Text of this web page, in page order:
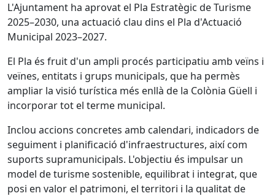
L'Ajuntament ha aprovat el Pla Estratègic de Turisme
2025–2030, una actuació clau dins el Pla d'Actuació
Municipal 2023–2027.
El Pla és fruit d'un ampli procés participatiu amb veïns i
veïnes, entitats i grups municipals, que ha permès
ampliar la visió turística més enllà de la Colònia Güell i
incorporar tot el terme municipal.
Inclou accions concretes amb calendari, indicadors de
seguiment i planificació d'infraestructures, així com
suports supramunicipals. L'objectiu és impulsar un
model de turisme sostenible, equilibrat i integrat, que
posi en valor el patrimoni, el territori i la qualitat de